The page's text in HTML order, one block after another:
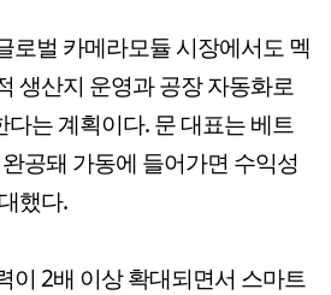
로벌 카메라모듈 시장에서도 멕
생산지 운영과 공장 자동화로
는 계획이다. 문 대표는 베트
공돼 가동에 들어가면 수익성
했다.
이 2배 이상 확대되면서 스마트